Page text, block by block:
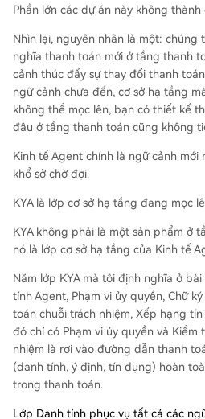
Phần lớn các dự án này không thành
Nhìn lại, nguyên nhân là một: chúng
nghĩa thanh toán mới ở tầng thanh
cảnh thúc đẩy sự thay đổi thanh
ngữ cảnh chưa đến, cơ sở hạ tầng
không thể mọc lên, bạn có thiết kế
đâu ở tầng thanh toán cũng không
Kinh tế Agent chính là ngữ cảnh mới
khổ sở chờ đợi.
KYA là lớp cơ sở hạ tầng đang mọc
KYA không phải là một sản phẩm ở
nó là lớp cơ sở hạ tầng của Kinh tế
Năm lớp KYA mà tôi định nghĩa ở
tính Agent, Phạm vi ủy quyền, Chữ
toán chuỗi trách nhiệm, Xếp hạng
đó chỉ có Phạm vi ủy quyền và Kiểm
nhiệm là rơi vào đường dẫn thanh
(danh tính, ý định, tín dụng) hoàn
trong thanh toán.
Lớp Danh tính phục vụ tất cả các